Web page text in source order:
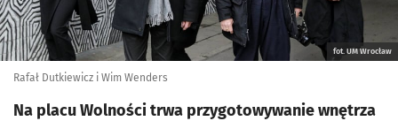
fot. UM Wrocław
Rafał Dutkiewicz i Wim Wenders
Na placu Wolności trwa przygotowywanie wnętrza